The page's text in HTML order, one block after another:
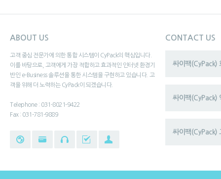
ABOUT US
고객 중심 전문가에 의한 통합 시스템이 CyPack의 핵심입니다.
이를 바탕으로, 고객에게 가장 적합하고 효과적인 인터넷 환경기
반인 e-Business 솔루션을 통한 시스템을 구현하고 있습니다. 고
객을 위해 더 노력하는 CyPack이 되겠습니다.
Telephone : 031-8021-9422
Fax : 031-781-9889
CONTACT US
싸이팩(CyPack)
싸이팩(CyPack)
싸이팩(CyPack)